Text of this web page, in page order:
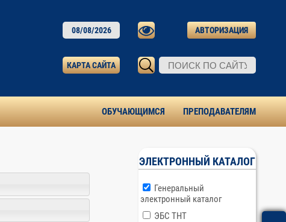
08/08/2026
КАРТА САЙТА
АВТОРИЗАЦИЯ
ОБУЧАЮЩИМСЯ ПРЕПОДАВАТЕЛЯМ
ЭЛЕКТРОННЫЙ КАТАЛОГ
Генеральный
электронный каталог
ЭБС ТНТ